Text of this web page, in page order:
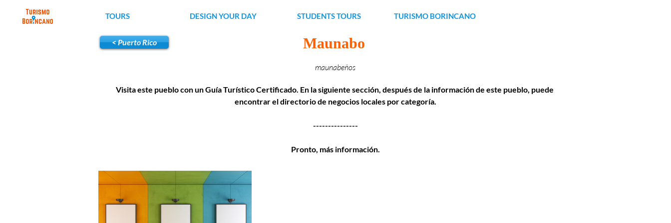
TOURS DESIGN YOUR DAY STUDENTS TOURS TURISMO BORINCANO
< Puerto Rico Maunabo
maunabeños
Visita este pueblo con un Guía Turístico Certificado. En la siguiente sección, después de la información de este pueblo, puede
encontrar el directorio de negocios locales por categoría.
---------------
Pronto, más información.